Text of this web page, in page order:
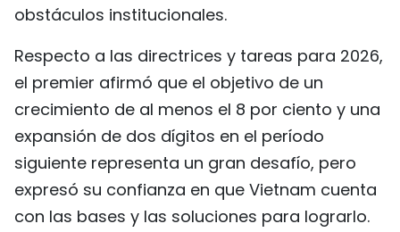
obstáculos institucionales.
Respecto a las directrices y tareas para 2026,
el premier afirmó que el objetivo de un
crecimiento de al menos el 8 por ciento y una
expansión de dos dígitos en el período
siguiente representa un gran desafío, pero
expresó su confianza en que Vietnam cuenta
con las bases y las soluciones para lograrlo.